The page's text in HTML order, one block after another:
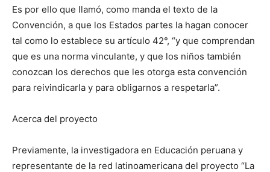
Es por ello que llamó, como manda el texto de la
Convención, a que los Estados partes la hagan conocer
tal como lo establece su artículo 42°, “y que comprendan
que es una norma vinculante, y que los niños también
conozcan los derechos que les otorga esta convención
para reivindicarla y para obligarnos a respetarla”.
Acerca del proyecto
Previamente, la investigadora en Educación peruana y
representante de la red latinoamericana del proyecto “La